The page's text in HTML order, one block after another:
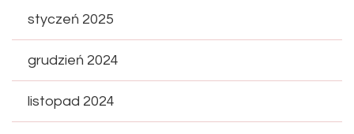
styczeń 2025
grudzień 2024
listopad 2024